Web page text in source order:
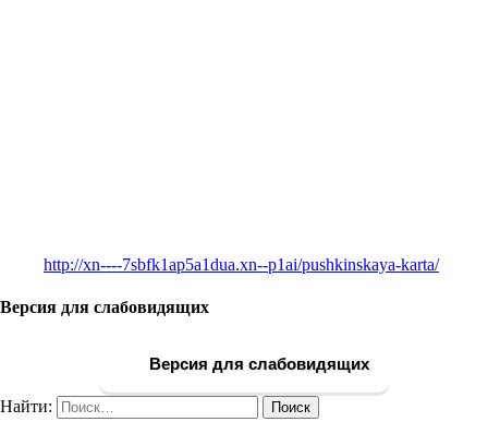
http://xn----7sbfk1ap5a1dua.xn--p1ai/pushkinskaya-karta/
Версия для слабовидящих
Версия для слабовидящих
Найти: